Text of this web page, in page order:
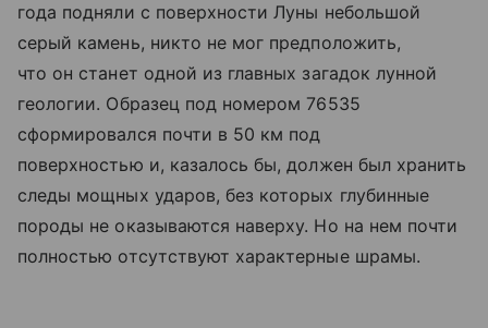
года подняли с поверхности Луны небольшой
серый камень, никто не мог предположить,
что он станет одной из главных загадок лунной
геологии. Образец под номером 76535
сформировался почти в 50 км под
поверхностью и, казалось бы, должен был хранить
следы мощных ударов, без которых глубинные
породы не оказываются наверху. Но на нем почти
полностью отсутствуют характерные шрамы.